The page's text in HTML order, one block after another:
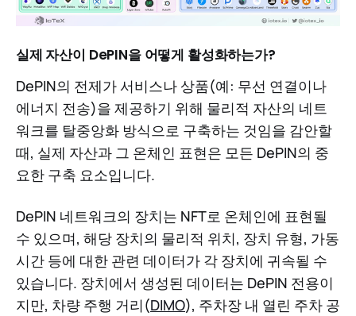
실제 자산이 DePIN을 어떻게 활성화하는가?
DePIN의 전제가 서비스나 상품(예: 무선 연결이나
에너지 전송)을 제공하기 위해 물리적 자산의 네트
워크를 탈중앙화 방식으로 구축하는 것임을 감안할
때, 실제 자산과 그 온체인 표현은 모든 DePIN의 중
요한 구축 요소입니다.
DePIN 네트워크의 장치는 NFT로 온체인에 표현될
수 있으며, 해당 장치의 물리적 위치, 장치 유형, 가동
시간 등에 대한 관련 데이터가 각 장치에 귀속될 수
있습니다. 장치에서 생성된 데이터는 DePIN 전용이
지만, 차량 주행 거리(DIMO), 주차장 내 열린 주차 공